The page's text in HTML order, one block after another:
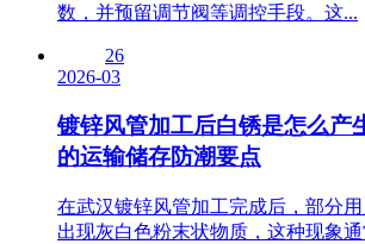
数，并预留调节阀等调控手段。这...
26
2026-03
镀锌风管加工后白锈是怎么产
的运输储存防潮要点
在武汉镀锌风管加工完成后，部分
出现灰白色粉末状物质，这种现象通